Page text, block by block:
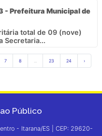
- Prefeitura Municipal de
total de 09 (nove)
Secretaria...
7 8 23 24 ›
Público
- Itarana/ES | CEP: 29620-